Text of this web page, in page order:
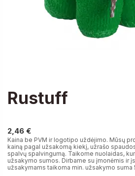
Rustuff
2,46 €
Kaina be PVM ir logotipo uždėjimo. Mūsų
kainą pagal užsakomą kiekį, užrašo
spalvų spalvingumą. Taikome nuolaidas,
užsakymo sumos. Dirbame su įmonėmis ir
užsakymams taikoma min. užsakymo suma